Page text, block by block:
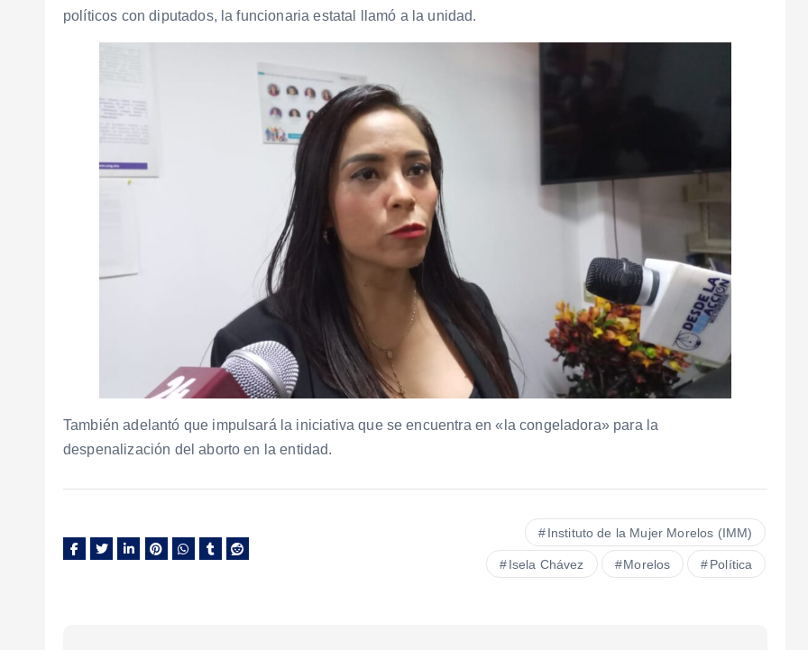
políticos con diputados, la funcionaria estatal llamó a la unidad.
También adelantó que impulsará la iniciativa que se encuentra en «la congeladora» para la
despenalización del aborto en la entidad.
Instituto de la Mujer Morelos (IMM)
Isela Chávez Morelos Política